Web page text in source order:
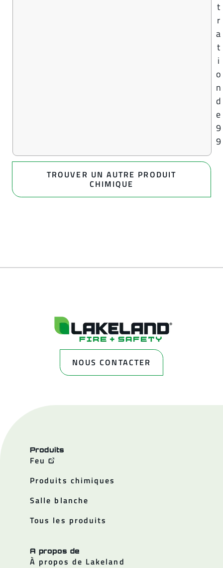
t
r
a
t
i
o
n
d
e
9
9
TROUVER UN AUTRE PRODUIT
CHIMIQUE
NOUS CONTACTER
Produits
Feu
Produits chimiques
Salle blanche
Tous les produits
A propos de
À propos de Lakeland